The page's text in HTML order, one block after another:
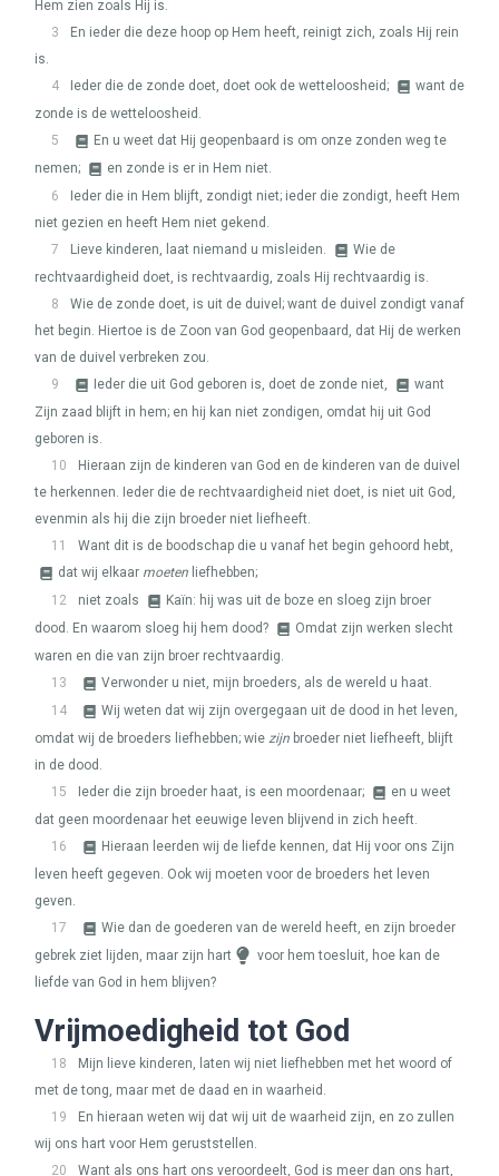
Hem zien zoals Hij is.
3
En ieder die deze hoop op Hem heeft, reinigt zich, zoals Hij rein
is.
4
Ieder die de zonde doet, doet ook de wetteloosheid;
want de
zonde is de wetteloosheid.
5
En u weet dat Hij geopenbaard is om onze zonden weg te
nemen;
en zonde is er in Hem niet.
6
Ieder die in Hem blijft, zondigt niet; ieder die zondigt, heeft Hem
niet gezien en heeft Hem niet gekend.
7
Lieve kinderen, laat niemand u misleiden.
Wie de
rechtvaardigheid doet, is rechtvaardig, zoals Hij rechtvaardig is.
8
Wie de zonde doet, is uit de duivel; want de duivel zondigt vanaf
het begin. Hiertoe is de Zoon van God geopenbaard, dat Hij de werken
van de duivel verbreken zou.
9
Ieder die uit God geboren is, doet de zonde niet,
want
Zijn zaad blijft in hem; en hij kan niet zondigen, omdat hij uit God
geboren is.
10
Hieraan zijn de kinderen van God en de kinderen van de duivel
te herkennen. Ieder die de rechtvaardigheid niet doet, is niet uit God,
evenmin als hij die zijn broeder niet liefheeft.
11
Want dit is de boodschap die u vanaf het begin gehoord hebt,
dat wij elkaar moeten liefhebben;
12
niet zoals
Kaïn: hij was uit de boze en sloeg zijn broer
dood. En waarom sloeg hij hem dood?
Omdat zijn werken slecht
waren en die van zijn broer rechtvaardig.
13
Verwonder u niet, mijn broeders, als de wereld u haat.
14
Wij weten dat wij zijn overgegaan uit de dood in het leven,
omdat wij de broeders liefhebben; wie zijn broeder niet liefheeft, blijft
in de dood.
15
Ieder die zijn broeder haat, is een moordenaar;
en u weet
dat geen moordenaar het eeuwige leven blijvend in zich heeft.
16
Hieraan leerden wij de liefde kennen, dat Hij voor ons Zijn
leven heeft gegeven. Ook wij moeten voor de broeders het leven
geven.
17
Wie dan de goederen van de wereld heeft, en zijn broeder
gebrek ziet lijden, maar zijn hart
voor hem toesluit, hoe kan de
liefde van God in hem blijven?
Vrijmoedigheid tot God
18
Mijn lieve kinderen, laten wij niet liefhebben met het woord of
met de tong, maar met de daad en in waarheid.
19
En hieraan weten wij dat wij uit de waarheid zijn, en zo zullen
wij ons hart voor Hem geruststellen.
20
Want als ons hart ons veroordeelt, God is meer dan ons hart,